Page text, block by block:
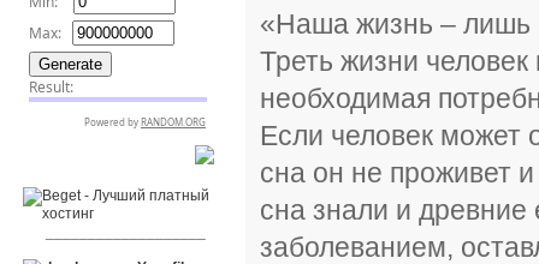
«Наша жизнь – лишь
Треть жизни
необходимая
Если человек может
сна он не проживет
сна знали и древние
заболеванием,